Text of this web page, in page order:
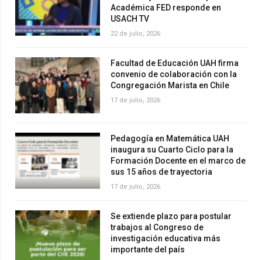
Académica FED responde en
USACH TV
22 de julio, 2026
Facultad de Educación UAH firma
convenio de colaboración con la
Congregación Marista en Chile
17 de julio, 2026
Pedagogía en Matemática UAH
inaugura su Cuarto Ciclo para la
Formación Docente en el marco de
sus 15 años de trayectoria
17 de julio, 2026
Se extiende plazo para postular
trabajos al Congreso de
investigación educativa más
importante del país